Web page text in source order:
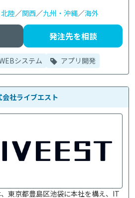
陸／関西／九州・沖縄／海外
発注先を相談
システム アプリ開発
会社ライブエスト
東京都豊島区池袋に本社を構え、IT